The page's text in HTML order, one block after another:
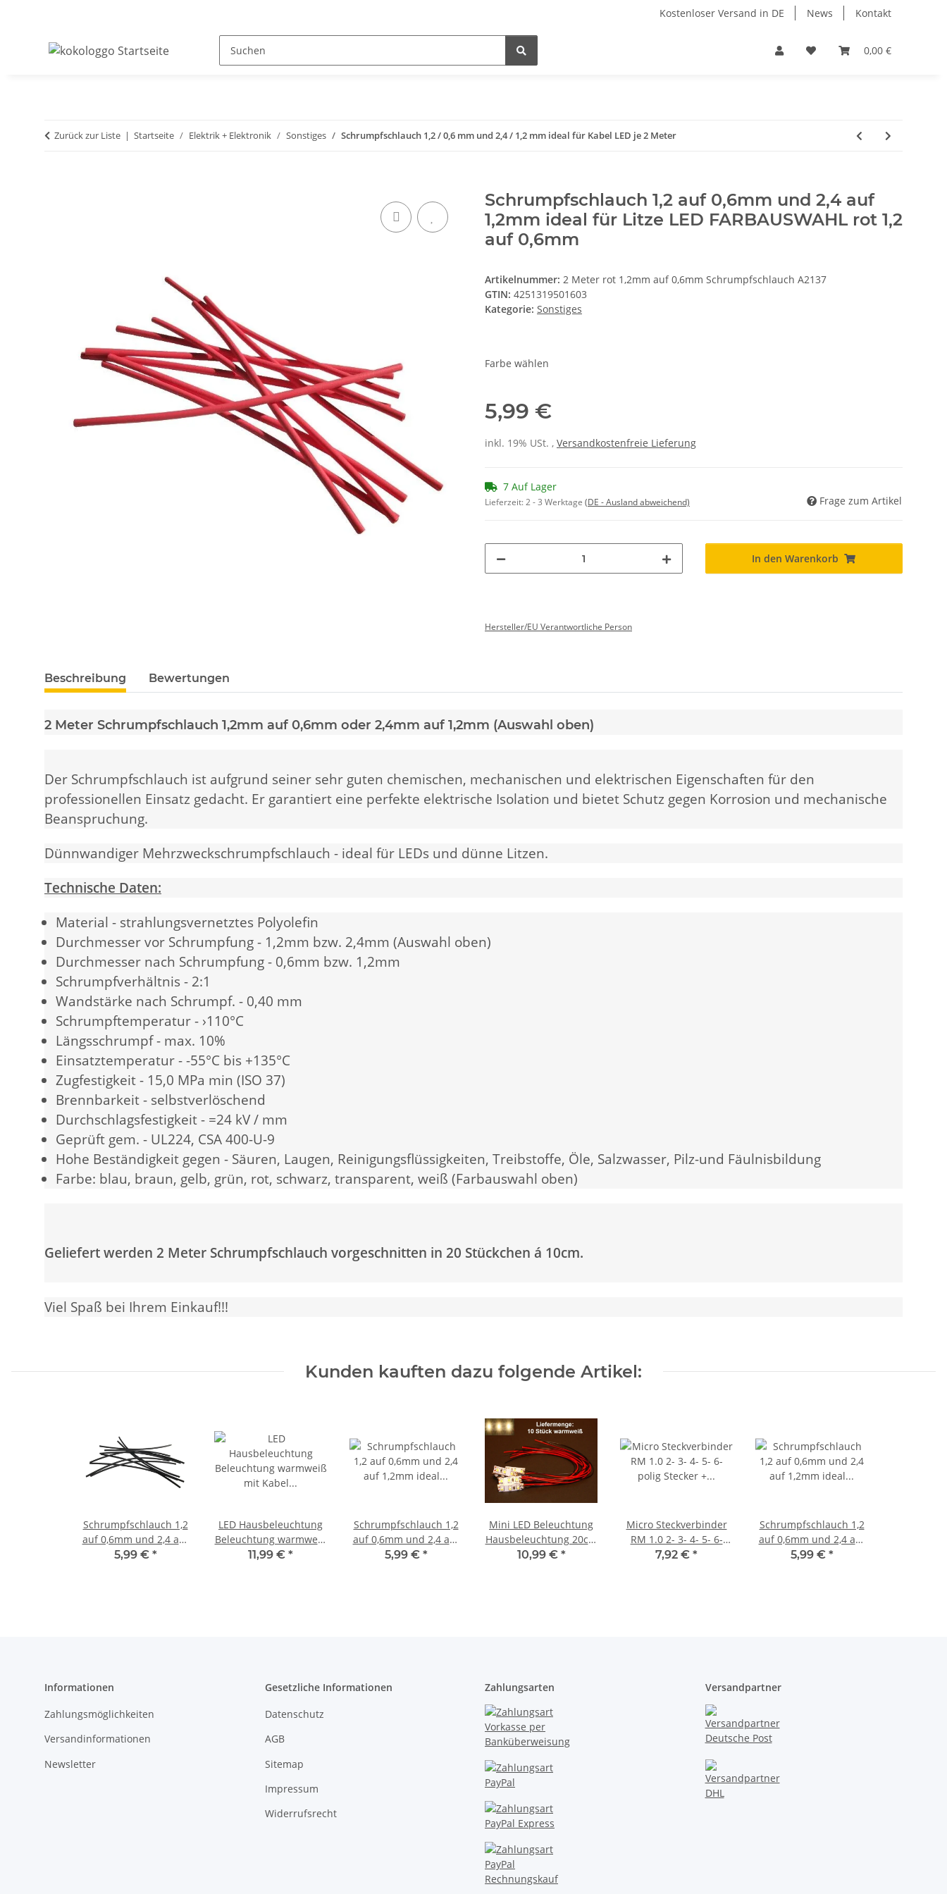
Kostenloser Versand in DE News Kontakt
0,00 €
Zurück zur Liste Startseite Elektrik + Elektronik Sonstiges Schrumpfschlauch 1,2 / 0,6 mm und 2,4 / 1,2 mm ideal für Kabel LED je 2 Meter
Schrumpfschlauch 1,2 auf 0,6mm und 2,4 auf
1,2mm ideal für Litze LED FARBAUSWAHL rot 1,2
auf 0,6mm
Artikelnummer: 2 Meter rot 1,2mm auf 0,6mm Schrumpfschlauch A2137
GTIN: 4251319501603
Kategorie: Sonstiges
Farbe wählen
5,99 €
inkl. 19% USt. , Versandkostenfreie Lieferung
7 Auf Lager
Lieferzeit:2 - 3 Werktage (DE - Ausland abweichend) Frage zum Artikel
In den Warenkorb
Hersteller/EU Verantwortliche Person
weitere Registerkarten anzeigen
Beschreibung Bewertungen
2 Meter Schrumpfschlauch 1,2mm auf 0,6mm oder 2,4mm auf 1,2mm (Auswahl oben)
Der Schrumpfschlauch ist aufgrund seiner sehr guten chemischen, mechanischen und elektrischen Eigenschaften für den
professionellen Einsatz gedacht. Er garantiert eine perfekte elektrische Isolation und bietet Schutz gegen Korrosion und mechanische
Beanspruchung.
Dünnwandiger Mehrzweckschrumpfschlauch - ideal für LEDs und dünne Litzen.
Technische Daten:
Material - strahlungsvernetztes Polyolefin
Durchmesser vor Schrumpfung - 1,2mm bzw. 2,4mm (Auswahl oben)
Durchmesser nach Schrumpfung - 0,6mm bzw. 1,2mm
Schrumpfverhältnis - 2:1
Wandstärke nach Schrumpf. - 0,40 mm
Schrumpftemperatur - ›110°C
Längsschrumpf - max. 10%
Einsatztemperatur - -55°C bis +135°C
Zugfestigkeit - 15,0 MPa min (ISO 37)
Brennbarkeit - selbstverlöschend
Durchschlagsfestigkeit - =24 kV / mm
Geprüft gem. - UL224, CSA 400-U-9
Hohe Beständigkeit gegen - Säuren, Laugen, Reinigungsflüssigkeiten, Treibstoffe, Öle, Salzwasser, Pilz-und Fäulnisbildung
Farbe: blau, braun, gelb, grün, rot, schwarz, transparent, weiß (Farbauswahl oben)
Geliefert werden 2 Meter Schrumpfschlauch vorgeschnitten in 20 Stückchen á 10cm.
Viel Spaß bei Ihrem Einkauf!!!
Kunden kauften dazu folgende Artikel:
Schrumpfschlauch 1,2
auf 0,6mm und 2,4 auf
1,2mm ideal für Litze
5,99 € *
LED Hausbeleuchtung
Beleuchtung warmweiß
mit Kabel 12-19V
11,99 € *
Schrumpfschlauch 1,2
auf 0,6mm und 2,4 auf
1,2mm ideal für Litze
5,99 € *
Mini LED Beleuchtung
Hausbeleuchtung 20cm
Kabel Licht Häuser RC
10,99 € *
Micro Steckverbinder
RM 1.0 2- 3- 4- 5- 6-
polig Stecker + Buchse
7,92 € *
Schrumpfschlauch 1,2
auf 0,6mm und 2,4 auf
1,2mm ideal für Litze
5,99 € *
Informationen
Zahlungsmöglichkeiten
Versandinformationen
Newsletter
Gesetzliche Informationen
Datenschutz
AGB
Sitemap
Impressum
Widerrufsrecht
Zahlungsarten Versandpartner